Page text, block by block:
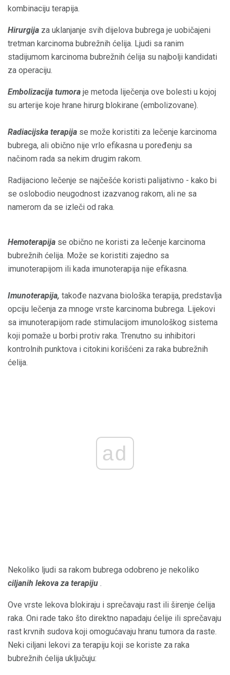
kombinaciju terapija.
Hirurgija za uklanjanje svih dijelova bubrega je uobičajeni
tretman karcinoma bubrežnih ćelija. Ljudi sa ranim
stadijumom karcinoma bubrežnih ćelija su najbolji kandidati
za operaciju.
Embolizacija tumora je metoda liječenja ove bolesti u kojoj
su arterije koje hrane hirurg blokirane (embolizovane).
Radiacijska terapija se može koristiti za lečenje karcinoma
bubrega, ali obično nije vrlo efikasna u poređenju sa
načinom rada sa nekim drugim rakom.
Radijaciono lečenje se najčešće koristi palijativno - kako bi
se oslobodio neugodnost izazvanog rakom, ali ne sa
namerom da se izleči od raka.
Hemoterapija se obično ne koristi za lečenje karcinoma
bubrežnih ćelija. Može se koristiti zajedno sa
imunoterapijom ili kada imunoterapija nije efikasna.
Imunoterapija, takođe nazvana biološka terapija, predstavlja
opciju lečenja za mnoge vrste karcinoma bubrega. Lijekovi
sa imunoterapijom rade stimulacijom imunološkog sistema
koji pomaže u borbi protiv raka. Trenutno su inhibitori
kontrolnih punktova i citokini korišćeni za raka bubrežnih
ćelija.
ad
Nekoliko ljudi sa rakom bubrega odobreno je nekoliko
ciljanih lekova za terapiju .
Ove vrste lekova blokiraju i sprečavaju rast ili širenje ćelija
raka. Oni rade tako što direktno napadaju ćelije ili sprečavaju
rast krvnih sudova koji omogućavaju hranu tumora da raste.
Neki ciljani lekovi za terapiju koji se koriste za raka
bubrežnih ćelija uključuju: